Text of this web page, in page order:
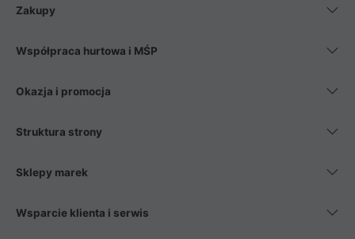
Zakupy
Współpraca hurtowa i MŚP
Okazja i promocja
Struktura strony
Sklepy marek
Wsparcie klienta i serwis